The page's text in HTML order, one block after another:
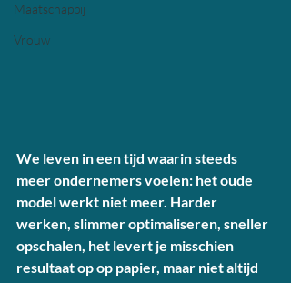
Maatschappij
Vrouw
We leven in een tijd waarin steeds
meer ondernemers voelen: het oude
model werkt niet meer. Harder
werken, slimmer optimaliseren, sneller
opschalen, het levert je misschien
resultaat op op papier, maar niet altijd